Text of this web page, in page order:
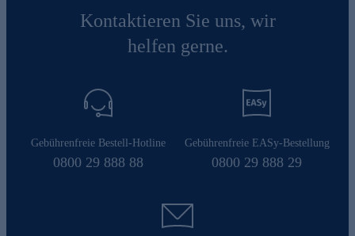
Kontaktieren Sie uns, wir
helfen gerne.
Gebührenfreie Bestell-Hotline
0800 29 888 88
Gebührenfreie EASy-Bestellung
0800 29 888 29